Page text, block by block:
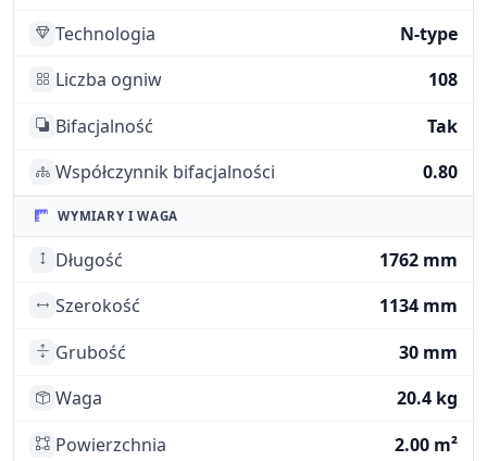
Technologia
N-type
Liczba ogniw
108
Bifacjalność
Tak
Współczynnik bifacjalności
0.80
WYMIARY I WAGA
Długość
1762 mm
Szerokość
1134 mm
Grubość
30 mm
Waga
20.4 kg
Powierzchnia
2.00 m²